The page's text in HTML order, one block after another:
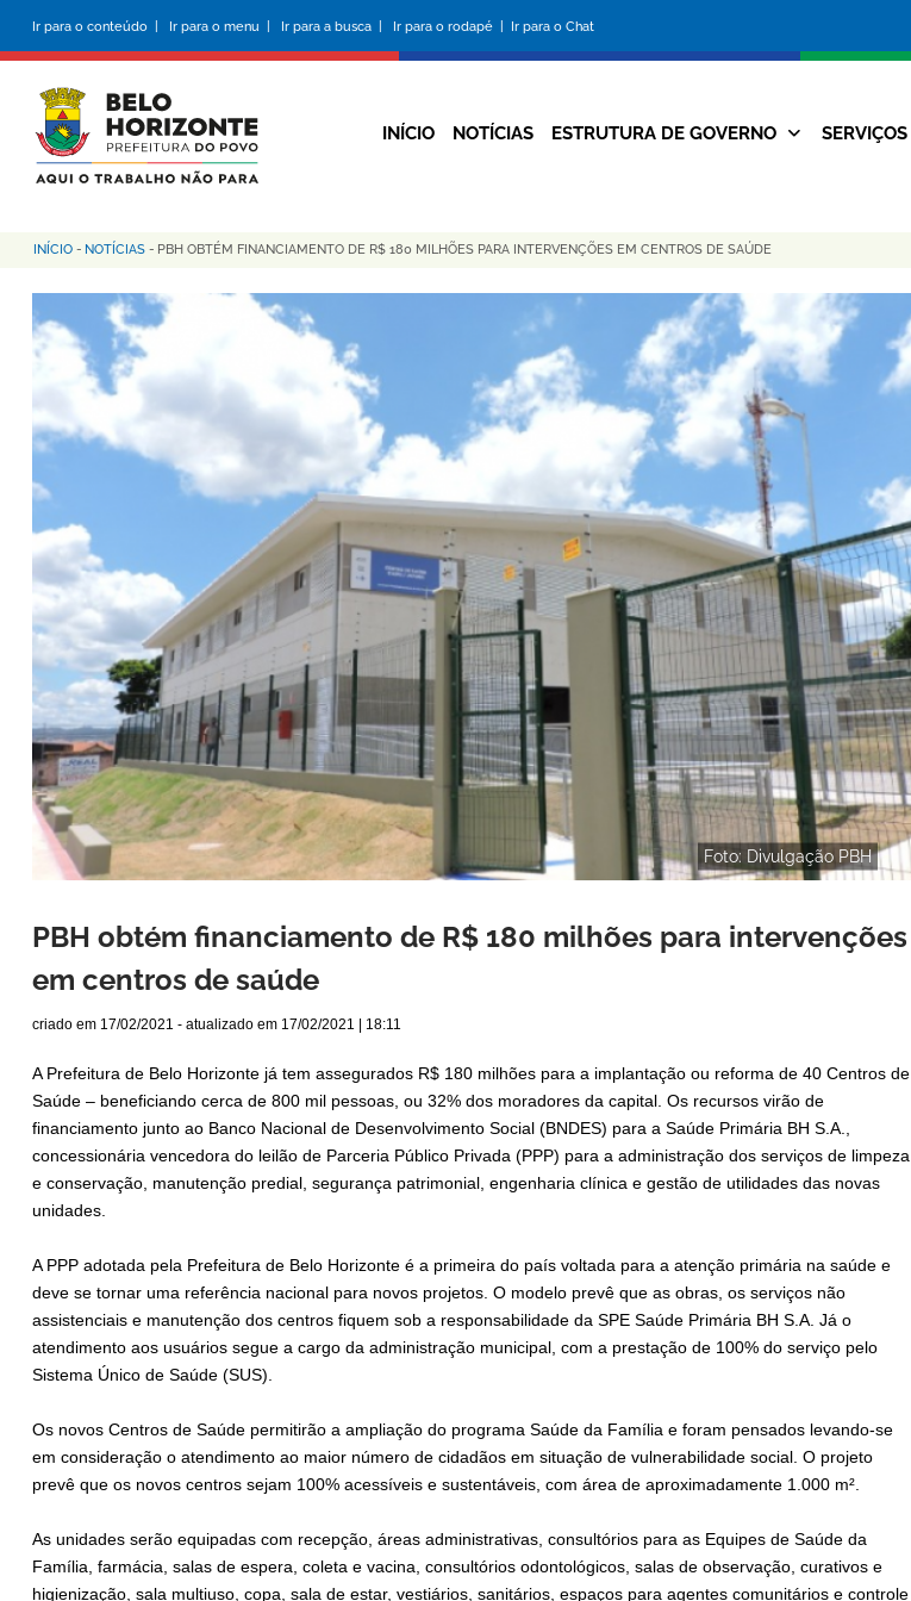
conteúdo
principal
Ir para o conteúdo | Ir para o menu | Ir para a busca | Ir para o rodapé | Ir para o Chat
da
Prefeitura
Navegação
INÍCIO NOTÍCIAS ESTRUTURA DE GOVERNO SERVIÇOS
Trilha
de
navegação
INÍCIO - NOTÍCIAS - PBH OBTÉM FINANCIAMENTO DE R$ 180 MILHÕES PARA INTERVENÇÕES EM CENTROS DE SAÚDE
Foto: Divulgação PBH
PBH obtém financiamento de R$ 180 milhões para intervenções
em centros de saúde
criado em 17/02/2021 - atualizado em 17/02/2021 | 18:11
A Prefeitura de Belo Horizonte já tem assegurados R$ 180 milhões para a implantação ou reforma de 40 Centros de
Saúde – beneficiando cerca de 800 mil pessoas, ou 32% dos moradores da capital. Os recursos virão de
financiamento junto ao Banco Nacional de Desenvolvimento Social (BNDES) para a Saúde Primária BH S.A.,
concessionária vencedora do leilão de Parceria Público Privada (PPP) para a administração dos serviços de limpeza
e conservação, manutenção predial, segurança patrimonial, engenharia clínica e gestão de utilidades das novas
unidades.
A PPP adotada pela Prefeitura de Belo Horizonte é a primeira do país voltada para a atenção primária na saúde e
deve se tornar uma referência nacional para novos projetos. O modelo prevê que as obras, os serviços não
assistenciais e manutenção dos centros fiquem sob a responsabilidade da SPE Saúde Primária BH S.A. Já o
atendimento aos usuários segue a cargo da administração municipal, com a prestação de 100% do serviço pelo
Sistema Único de Saúde (SUS).
Os novos Centros de Saúde permitirão a ampliação do programa Saúde da Família e foram pensados levando-se
em consideração o atendimento ao maior número de cidadãos em situação de vulnerabilidade social. O projeto
prevê que os novos centros sejam 100% acessíveis e sustentáveis, com área de aproximadamente 1.000 m².
As unidades serão equipadas com recepção, áreas administrativas, consultórios para as Equipes de Saúde da
Família, farmácia, salas de espera, coleta e vacina, consultórios odontológicos, salas de observação, curativos e
higienização, sala multiuso, copa, sala de estar, vestiários, sanitários, espaços para agentes comunitários e controle